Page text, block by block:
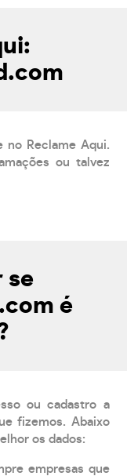
no Reclame Aqui.
ou talvez
se
é
ou cadastro a
fizemos. Abaixo
os dados:
empresas que